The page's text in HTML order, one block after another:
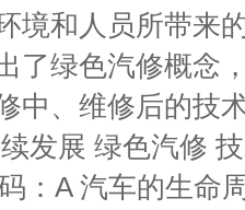
境和人员所带来
了绿色汽修概念
中、维修后的技
发展 绿色汽修
：A 汽车的生命